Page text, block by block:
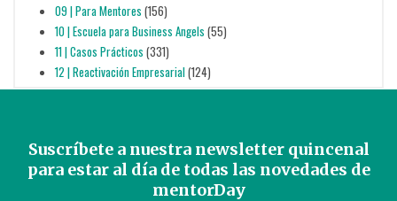
09 | Para Mentores (156)
10 | Escuela para Business Angels (55)
11 | Casos Prácticos (331)
12 | Reactivación Empresarial(124)
Suscríbete a nuestra newsletter quincenal
para estar al día de todas las novedades de
mentorDay